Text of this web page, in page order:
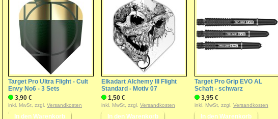
Target Pro Ultra Flight - Cult
Envy No6 - 3 Sets
3,90 €
inkl. MwSt, zzgl. Versandkosten
Elkadart Alchemy III Flight
Standard - Motiv 07
1,50 €
inkl. MwSt, zzgl. Versandkosten
Target Pro Grip EVO AL
Schaft - schwarz
3,95 €
inkl. MwSt, zzgl. Versandkosten